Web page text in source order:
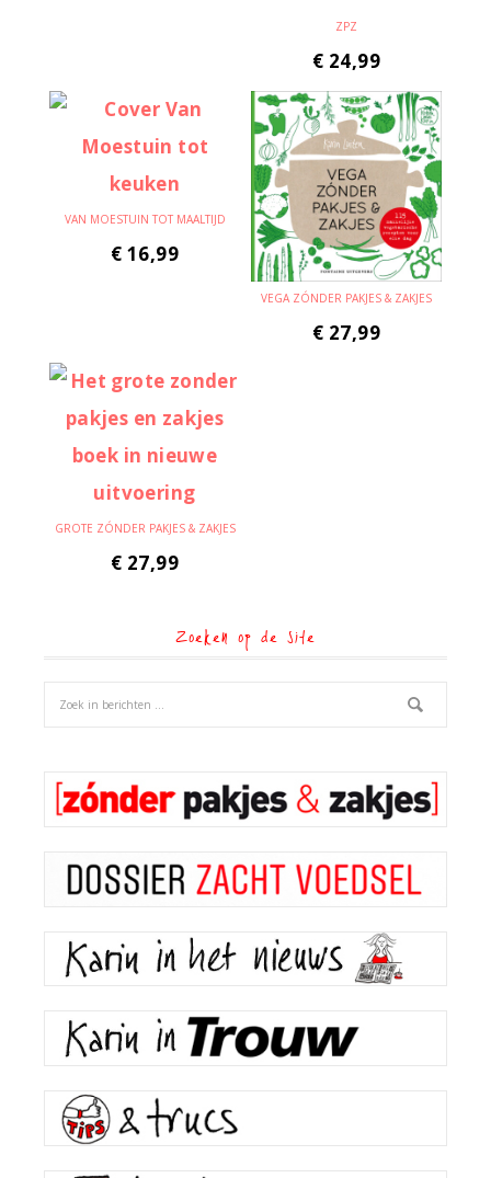
ZPZ
€ 24,99
VAN MOESTUIN TOT MAALTIJD
€ 16,99
VEGA ZÓNDER PAKJES & ZAKJES
€ 27,99
GROTE ZÓNDER PAKJES & ZAKJES
€ 27,99
Zoeken op de site